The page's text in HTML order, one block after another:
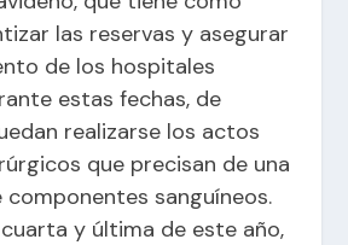
las reservas y asegurar
de los hospitales
estas fechas, de
realizarse los actos
que precisan de una
sanguíneos.
y última de este año,